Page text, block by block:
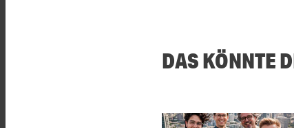
DAS KÖNNTE